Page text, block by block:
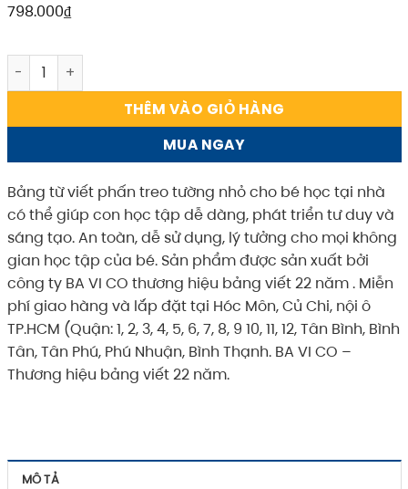
798.000₫
Bảng từ viết phấn treo tường nhỏ cho bé học tại nhà kích
THÊM VÀO GIỎ HÀNG
MUA NGAY
Bảng từ viết phấn treo tường nhỏ cho bé học tại nhà
có thể giúp con học tập dễ dàng, phát triển tư duy và
sáng tạo. An toàn, dễ sử dụng, lý tưởng cho mọi không
gian học tập của bé. Sản phẩm được sản xuất bởi
công ty BA VI CO thương hiệu bảng viết 22 năm . Miễn
phí giao hàng và lắp đặt tại Hóc Môn, Củ Chi, nội ô
TP.HCM (Quận: 1, 2, 3, 4, 5, 6, 7, 8, 9 10, 11, 12, Tân Bình, Bình
Tân, Tân Phú, Phú Nhuận, Bình Thạnh. BA VI CO –
Thương hiệu bảng viết 22 năm.
MÔ TẢ